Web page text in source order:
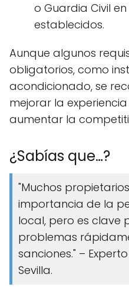
o Guardia Civil
establecidos.
Aunque algunos
obligatorios, como
acondicionado, se
mejorar la
aumentar la
¿Sabías que…?
"Muchos
importancia de la
local, pero es clave
problemas
sanciones." –
Sevilla.